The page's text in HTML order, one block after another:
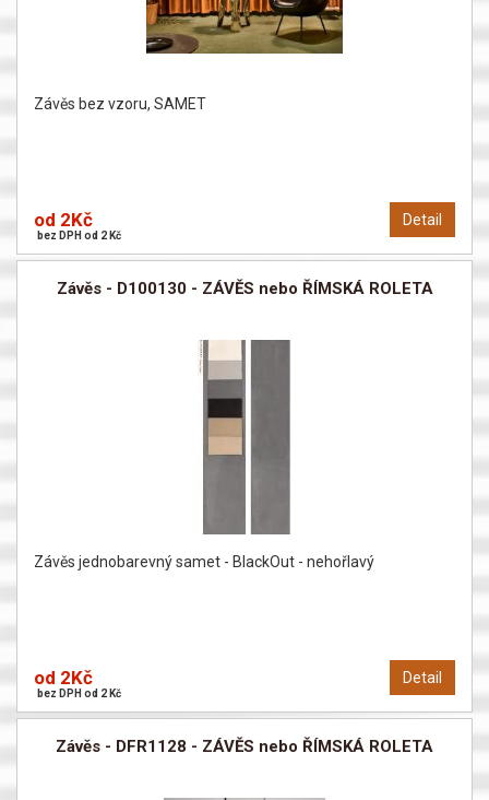
Závěs bez vzoru, SAMET
Detail
od 2Kč
bez DPH od 2 Kč
Závěs - D100130 - ZÁVĚS nebo ŘÍMSKÁ ROLETA
Závěs jednobarevný samet - BlackOut - nehořlavý
Detail
od 2Kč
bez DPH od 2 Kč
Závěs - DFR1128 - ZÁVĚS nebo ŘÍMSKÁ ROLETA